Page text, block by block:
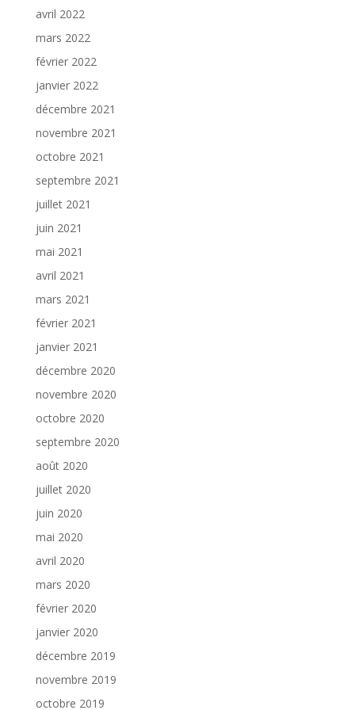
avril 2022
mars 2022
février 2022
janvier 2022
décembre 2021
novembre 2021
octobre 2021
septembre 2021
juillet 2021
juin 2021
mai 2021
avril 2021
mars 2021
février 2021
janvier 2021
décembre 2020
novembre 2020
octobre 2020
septembre 2020
août 2020
juillet 2020
juin 2020
mai 2020
avril 2020
mars 2020
février 2020
janvier 2020
décembre 2019
novembre 2019
octobre 2019